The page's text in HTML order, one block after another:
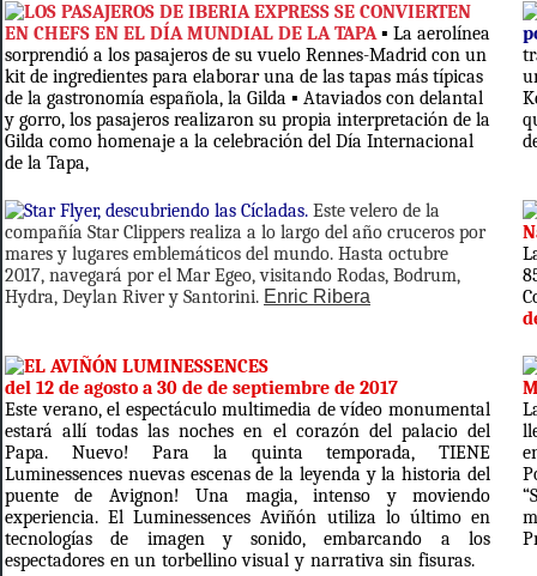
LOS PASAJEROS DE IBERIA EXPRESS SE CONVIERTEN
EN CHEFS EN EL DÍA MUNDIAL DE LA TAPA▪ La aerolínea
sorprendió a los pasajeros de su vuelo Rennes-Madrid con un
kit de ingredientes para elaborar una de las tapas más típicas
de la gastronomía española, la Gilda ▪ Ataviados con delantal
y gorro, los pasajeros realizaron su propia interpretación de la
Gilda como homenaje a la celebración del Día Internacional
de la Tapa,
Star Flyer, descubriendo las Cícladas. Este velero de la
compañía Star Clippers realiza a lo largo del año cruceros por
mares y lugares emblemáticos del mundo. Hasta octubre
2017, navegará por el Mar Egeo, visitando Rodas, Bodrum,
Hydra, Deylan River y Santorini. Enric Ribera
EL AVIÑÓN LUMINESSENCES
del 12 de agosto a 30 de de septiembre de 2017
Este verano, el espectáculo multimedia de vídeo monumental
estará allí todas las noches en el corazón del palacio del
Papa.
Nuevo!
Para la quinta temporada, TIENE
Luminessences nuevas escenas de la leyenda y la historia del
puente de Avignon!
Una magia, intenso y moviendo
experiencia. El Luminessences Aviñón utiliza lo último en
tecnologías de imagen y sonido, embarcando a los
espectadores en un torbellino visual y narrativa sin fisuras.